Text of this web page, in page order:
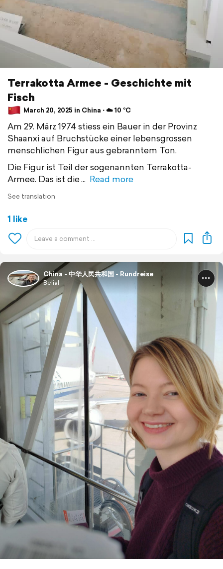
Terrakotta Armee - Geschichte mit
Fisch
March 20, 2025 in China ⋅ ☁️ 10 °C
Am 29. März 1974 stiess ein Bauer in der Provinz
Shaanxi auf Bruchstücke einer lebensgrossen
menschlichen Figur aus gebranntem Ton.
Die Figur ist Teil der sogenannten Terrakotta-
Armee. Das ist die
Read more
See translation
1 like
China - 中华人民共和国 - Rundreise
Belial